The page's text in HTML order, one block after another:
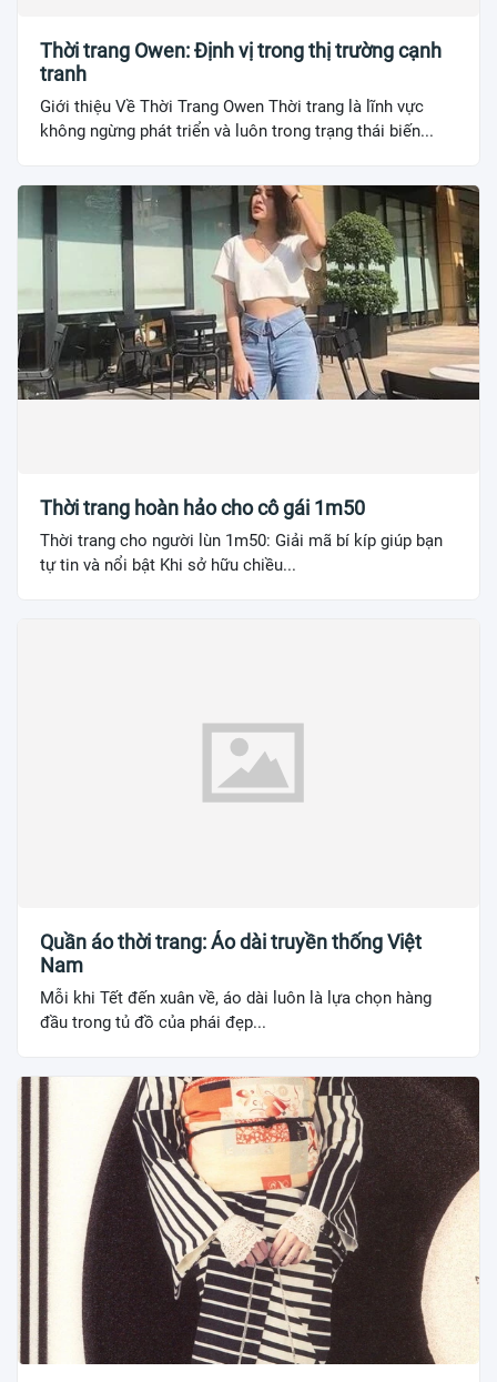
Thời trang Owen: Định vị trong thị trường cạnh
tranh
Giới thiệu Về Thời Trang Owen Thời trang là lĩnh vực
không ngừng phát triển và luôn trong trạng thái biến...
Thời trang hoàn hảo cho cô gái 1m50
Thời trang cho người lùn 1m50: Giải mã bí kíp giúp bạn
tự tin và nổi bật Khi sở hữu chiều...
Quần áo thời trang: Áo dài truyền thống Việt
Nam
Mỗi khi Tết đến xuân về, áo dài luôn là lựa chọn hàng
đầu trong tủ đồ của phái đẹp...